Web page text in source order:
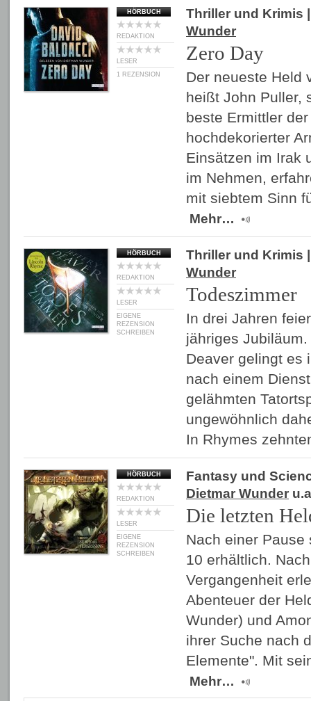
HÖRBUCH
REDAKTION
LESER
1 REZENSION
Thriller und Krimis
Wunder
Zero Day
Der neueste Held
heißt John Puller,
beste Ermittler
hochdekorierter
Einsätzen im Irak
im Nehmen,
mit siebtem Sinn
Mehr…
HÖRBUCH
REDAKTION
LESER
EIGENE
REZENSION
SCHREIBEN
Thriller und Krimis
Wunder
Todeszimmer
In drei Jahren
jähriges
Deaver gelingt es
nach einem
gelähmten
ungewöhnlich
In Rhymes
HÖRBUCH
REDAKTION
LESER
EIGENE
REZENSION
SCHREIBEN
Fantasy und
Dietmar Wunder
Die letzten
Nach einer Pause
10 erhältlich.
Vergangenheit
Abenteuer der
Wunder) und
ihrer Suche nach
Elemente". Mit
Mehr…